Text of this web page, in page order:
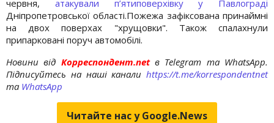
червня, атакували п’ятиповерхівку у Павлограді
Дніпропетровської області.Пожежа зафіксована принаймні
на двох поверхах "хрущовки". Також спалахнули
припарковані поруч автомобілі.
Новини від Корреспондент.netв Telegram та WhatsApp.
Підписуйтесь на наші канали https://t.me/korrespondentnet
та WhatsApp
Читайте нас у Google.News